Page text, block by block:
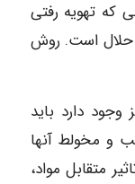
که تهویه رفتی
حلال است. روش
دارد باید
و مخولط آنها
متقابل مواد،